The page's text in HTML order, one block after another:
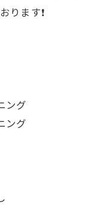
ります❗️
ング
ング